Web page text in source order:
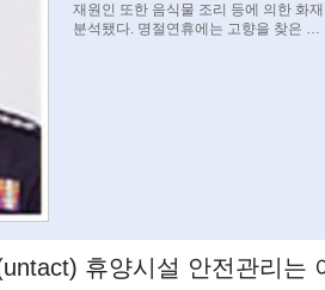
재원인 또한 음식물 조리 등에 의한 화
분석됐다. 명절연휴에는 고향을 찾은 …
휴양시설 안전관리는